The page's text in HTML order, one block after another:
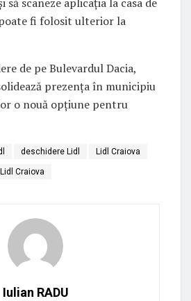
fi folosit ulterior la
de pe Bulevardul Dacia,
prezența în municipiu
o nouă opțiune pentru
deschidere Lidl Lidl Craiova
Craiova
Iulian RADU